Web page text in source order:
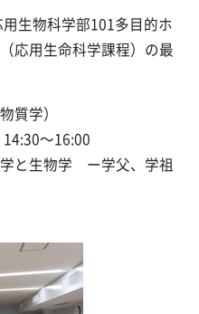
生物科学部101多目的ホ
応用生命科学課程）の最
学）
～16:00
と生物学 ー学父、学祖